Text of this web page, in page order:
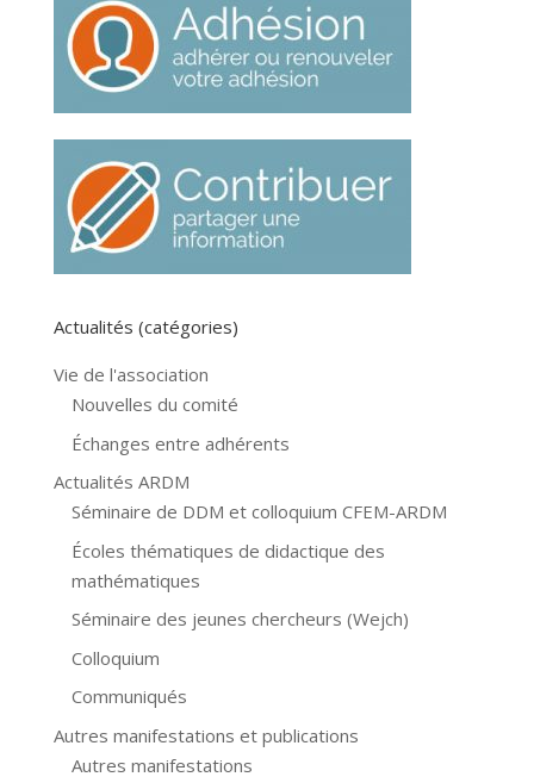
Actualités (catégories)
Vie de l'association
Nouvelles du comité
Échanges entre adhérents
Actualités ARDM
Séminaire de DDM et colloquium CFEM-ARDM
Écoles thématiques de didactique des
mathématiques
Séminaire des jeunes chercheurs (Wejch)
Colloquium
Communiqués
Autres manifestations et publications
Autres manifestations